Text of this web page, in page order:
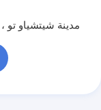
مدينة شيتشياو تو